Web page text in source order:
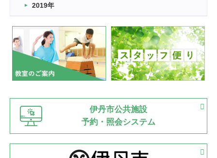
緑ケ丘体育館
いたっぼーる大会☆彡
緑ケ丘体育館
2022.07.03
市内総合体育大会が開始
緑ケ丘体育館 猪名川運動広場
古池運動広場
2022.06.12
県知事杯争奪バレーボール大会が開催
緑ケ丘体育館
2022.05.05
体育協会長杯 バドミントン競技の部
2019年
伊丹市公共施設
予約・照会システム